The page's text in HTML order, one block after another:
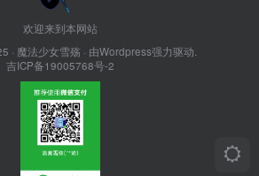
欢迎来到本网站
· 魔法少女雪殇· 由Wordpress强力驱动.
吉ICP备19005768号-2